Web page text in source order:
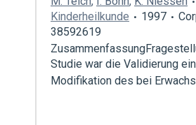
Kinderheilkunde
1997
38592619
Studie war die Validierung
Modifikation des bei